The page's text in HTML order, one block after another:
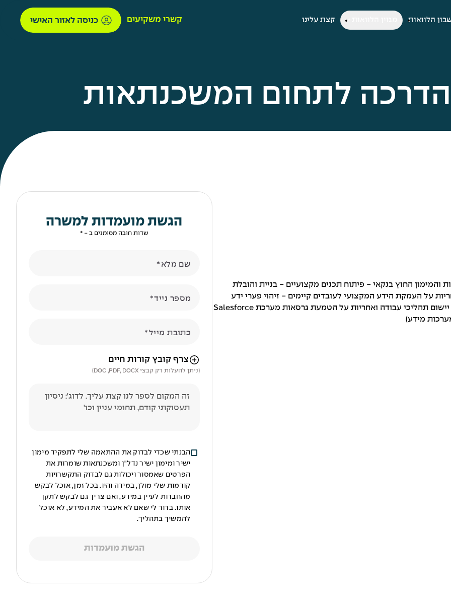
הלוואות קצת עלינו קשרי משקיעים כניסה לאזור האישי
לתחום המשכנתאות
החוץ בנקאי - פיתוח תכנים מקצועיים - בניית והובלת
על העמקת הידע המקצועי לעובדים קיימים - זיהוי פערי ידע
והובלת פתרונות הדרכתיים והטמעתם בשטח - הטמעת נהלים, יישום תהליכי עבודה ואחריות על הטמעת גרסאות מערכת Salesforce
מידע)
הגשת מועמדות למשרה
שדות חובה מסומנים ב - *
שם מלא
מספר נייד
כתובת מייל
הניווט לאחר העלאת הקובץ באמצעות מקש ה-TAB
צרף קובץ קורות חיים
(ניתן להעלות רק קבצי DOC ,PDF, DOCX)
הבנתי שכדי לבדוק את ההתאמה שלי לתפקיד מימון
ישיר ומימון ישיר נדל"ן ומשכנתאות שומרות את
הפרטים שאמסור ויכולות גם לבדוק התקשרויות
קודמות שלי מולן, במידה והיו. בכל זמן, אוכל לבקש
מהחברות לעיין במידע, ואם צריך גם לבקש לתקן
אותו. ברור לי שאם לא אעביר את המידע, לא אוכל
להמשיך בתהליך.
הגשת מועמדות